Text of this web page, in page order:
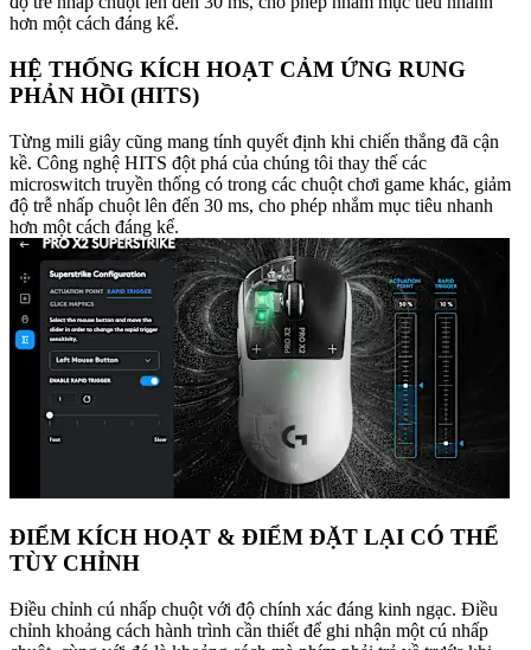
hơn một cách đáng kể.
HỆ THỐNG KÍCH HOẠT CẢM ỨNG RUNG
PHẢN HỒI (HITS)
Từng mili giây cũng mang tính quyết định khi chiến thắng đã cận
kề. Công nghệ HITS đột phá của chúng tôi thay thế các
microswitch truyền thống có trong các chuột chơi game khác, giảm
độ trễ nhấp chuột lên đến 30 ms, cho phép nhắm mục tiêu nhanh
hơn một cách đáng kể.
ĐIỂM KÍCH HOẠT & ĐIỂM ĐẶT LẠI CÓ THỂ
TÙY CHỈNH
Điều chỉnh cú nhấp chuột với độ chính xác đáng kinh ngạc. Điều
chỉnh khoảng cách hành trình cần thiết để ghi nhận một cú nhấp